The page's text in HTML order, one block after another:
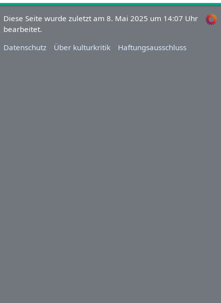
Diese Seite wurde zuletzt am 8. Mai 2025 um 14:07 Uhr
bearbeitet.
Datenschutz
Über kulturkritik Haftungsausschluss